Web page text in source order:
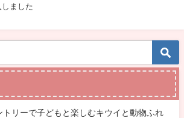
しました
トリーで子どもと楽しむキウイと動物ふれ